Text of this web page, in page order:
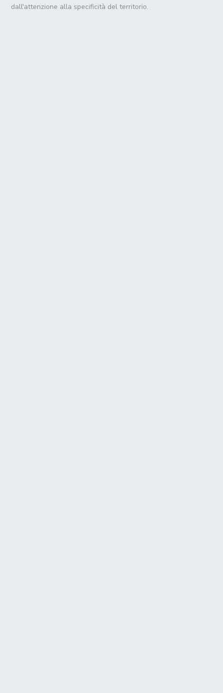
dall'attenzione alla specificità del territorio.